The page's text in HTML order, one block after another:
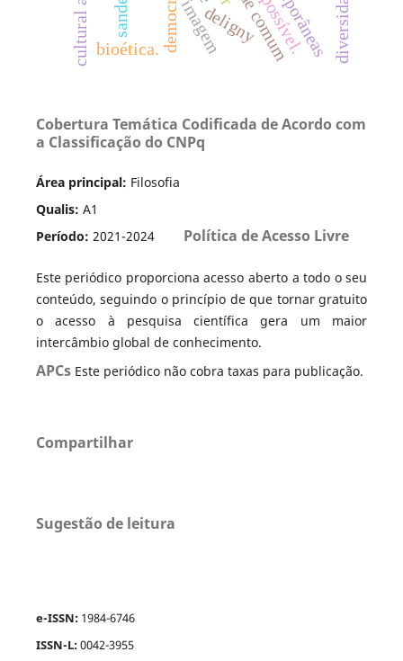
sandel imagemdeligny
bioética.
Cobertura Temática Codificada de Acordo com
a Classificação do CNPq
Área principal: Filosofia
Qualis: A1
Período: 2021-2024 Política de Acesso Livre
Este periódico proporciona acesso aberto a todo o seu
conteúdo, seguindo o princípio de que tornar gratuito
o acesso à pesquisa científica gera um maior
intercâmbio global de conhecimento.
APCs Este periódico não cobra taxas para publicação.
Compartilhar
Sugestão de leitura
e-ISSN: 1984-6746
ISSN-L:0042-3955